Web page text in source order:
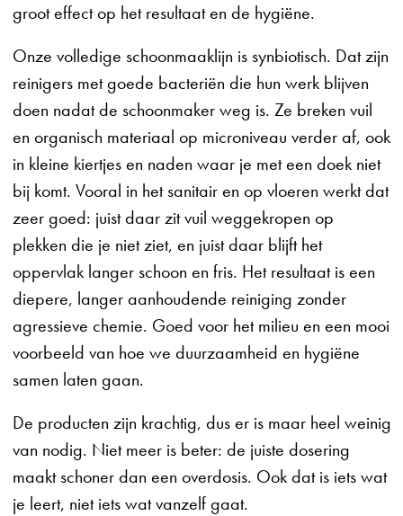
groot effect op het resultaat en de hygiëne.
Onze volledige schoonmaaklijn is synbiotisch. Dat zijn
reinigers met goede bacteriën die hun werk blijven
doen nadat de schoonmaker weg is. Ze breken vuil
en organisch materiaal op microniveau verder af, ook
in kleine kiertjes en naden waar je met een doek niet
bij komt. Vooral in het sanitair en op vloeren werkt dat
zeer goed: juist daar zit vuil weggekropen op
plekken die je niet ziet, en juist daar blijft het
oppervlak langer schoon en fris. Het resultaat is een
diepere, langer aanhoudende reiniging zonder
agressieve chemie. Goed voor het milieu en een mooi
voorbeeld van hoe we duurzaamheid en hygiëne
samen laten gaan.
De producten zijn krachtig, dus er is maar heel weinig
van nodig. Niet meer is beter: de juiste dosering
maakt schoner dan een overdosis. Ook dat is iets wat
je leert, niet iets wat vanzelf gaat.